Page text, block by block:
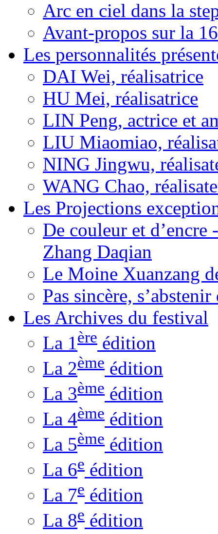
Arc en ciel dans la
Avant-propos sur la
Les personnalités
DAI Wei, réalisatrice
HU Mei, réalisatrice
LIN Peng, actrice et
LIU Miaomiao,
NING Jingwu,
WANG Chao,
Les Projections
De couleur et
Zhang Daqian
Le Moine Xuanzang
Pas sincère,
Les Archives du festival
La 1ère édition
La 2ème édition
La 3ème édition
La 4ème édition
La 5ème édition
La 6e édition
La 7e édition
La 8e édition